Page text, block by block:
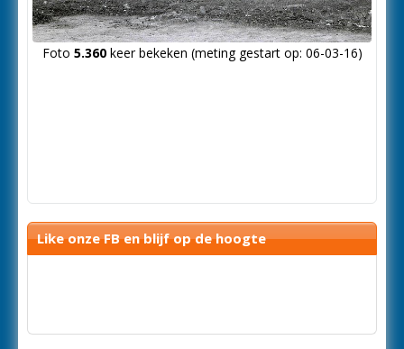
Foto 5.360keer bekeken (meting gestart op: 06-03-16)
Like onze FB en blijf op de hoogte